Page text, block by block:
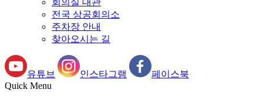
전국 상공회의소
주차장 안내
찾아오시는 길
유튜브 인스타그램
페이스북
Quick Menu